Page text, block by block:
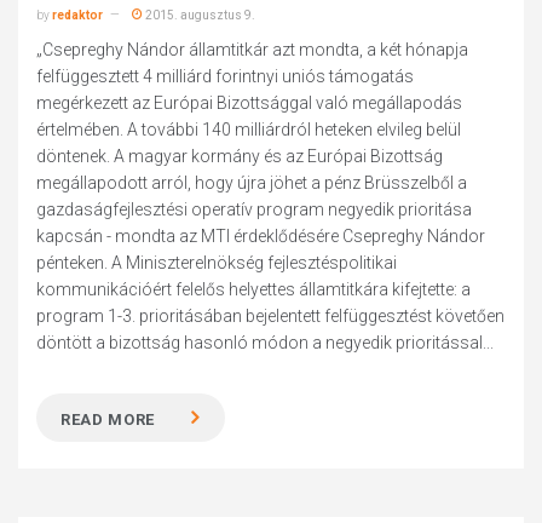
byredaktor 2015. augusztus 9.
„Csepreghy Nándor államtitkár azt mondta, a két hónapja
felfüggesztett 4 milliárd forintnyi uniós támogatás
megérkezett az Európai Bizottsággal való megállapodás
értelmében. A további 140 milliárdról heteken elvileg belül
döntenek. A magyar kormány és az Európai Bizottság
megállapodott arról, hogy újra jöhet a pénz Brüsszelből a
gazdaságfejlesztési operatív program negyedik prioritása
kapcsán - mondta az MTI érdeklődésére Csepreghy Nándor
pénteken. A Miniszterelnökség fejlesztéspolitikai
kommunikációért felelős helyettes államtitkára kifejtette: a
program 1-3. prioritásában bejelentett felfüggesztést követően
döntött a bizottság hasonló módon a negyedik prioritással...
READ MORE